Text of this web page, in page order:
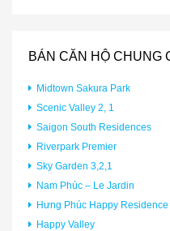
BÁN CĂN HỘ CHUNG
Midtown Sakura Park
Scenic Valley 2, 1
Saigon South Residences
Riverpark Premier
Sky Garden 3,2,1
Nam Phúc – Le Jardin
Hưng Phúc Happy Residence
Happy Valley